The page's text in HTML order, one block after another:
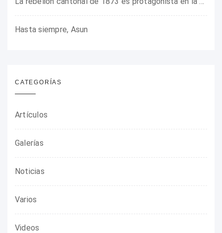
Hasta siempre, Asun
CATEGORÍAS
Artículos
Galerías
Noticias
Varios
Videos